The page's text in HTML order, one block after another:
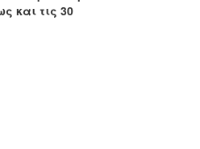
και τις 30